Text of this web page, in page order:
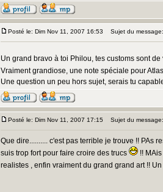
Posté le: Dim Nov 11, 2007 16:53 Sujet du message:
Un grand bravo à toi Philou, tes customs sont
Vraiment grandiose, une note spéciale pour
Une question un peu hors sujet, serais tu
Posté le: Dim Nov 11, 2007 17:15 Sujet du message:
Que dire.......... c'est pas terrible je trouve !! PAs
suis trop fort pour faire croire des trucs
!!
realistes , enfin vraiment du grand grand art !!